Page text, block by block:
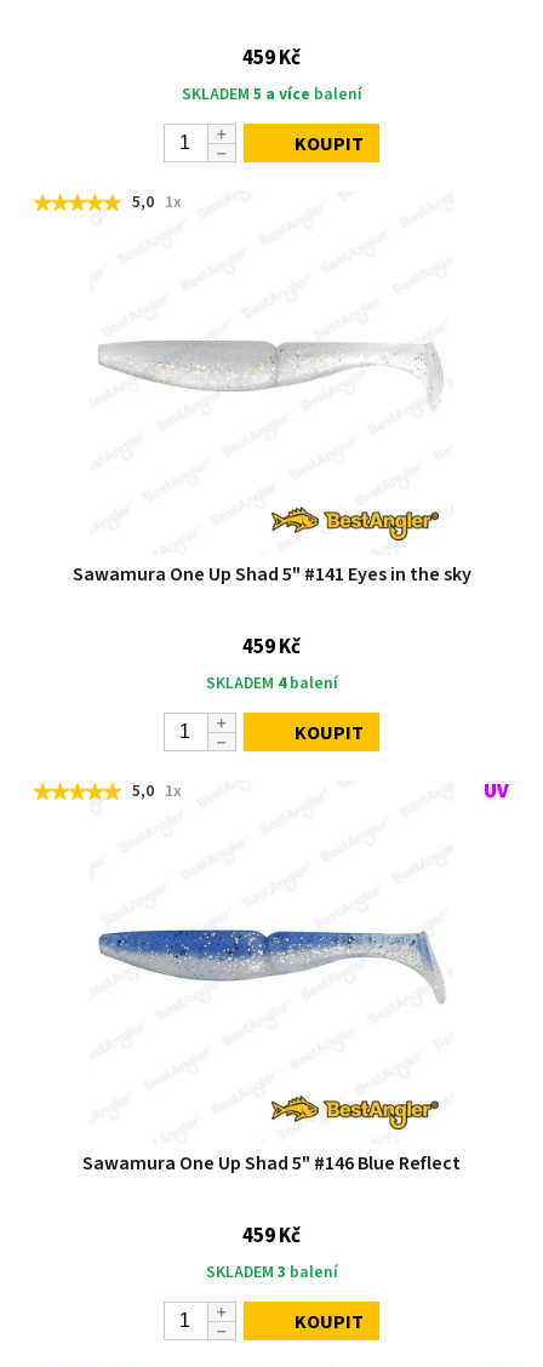
459 Kč
SKLADEM 5 a více balení
KOUPIT
5,0 1x
Sawamura One Up Shad 5" #141 Eyes in the sky
459 Kč
SKLADEM 4balení
KOUPIT
5,0 1x
Sawamura One Up Shad 5" #146 Blue Reflect
459 Kč
SKLADEM 3 balení
KOUPIT